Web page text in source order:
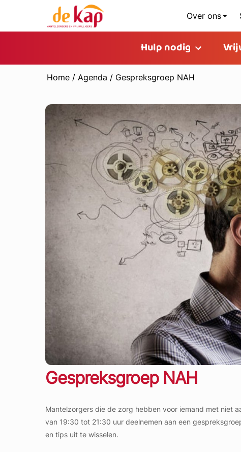
Over ons
Hulp nodig
Home / Agenda / Gespreksgroep NAH
Gespreksgroep NAH
Mantelzorgers die de zorg hebben voor iemand met niet
van 19:30 tot 21:30 uur deelnemen aan een
en tips uit te wisselen.